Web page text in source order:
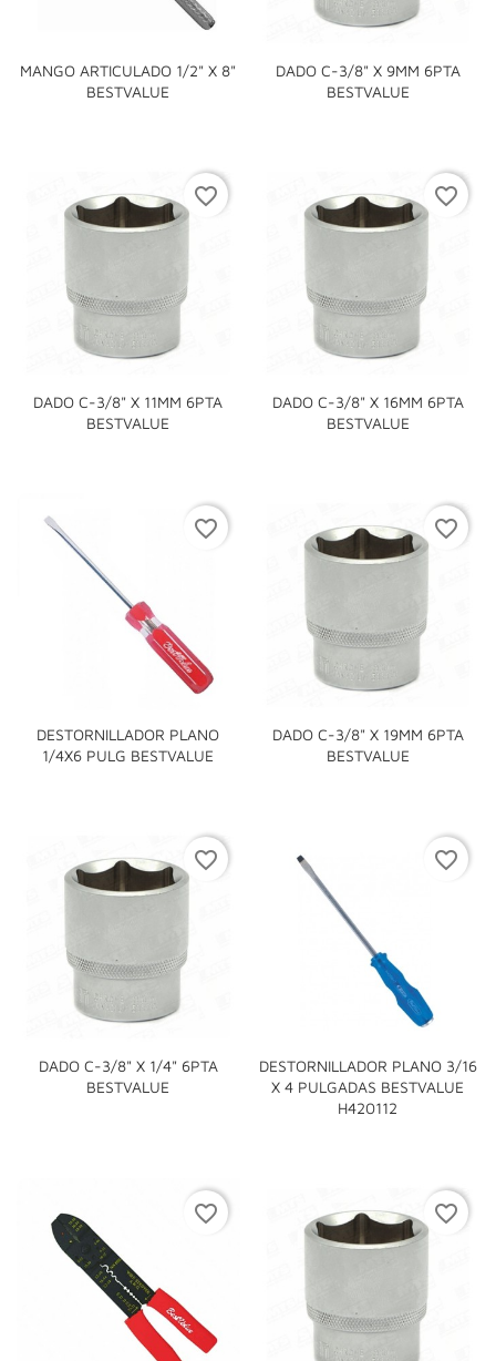
MANGO ARTICULADO 1/2" X 8"
BESTVALUE
DADO C-3/8" X 9MM 6PTA
BESTVALUE
DADO C-3/8" X 11MM 6PTA
BESTVALUE
favorite_border
DADO C-3/8" X 16MM 6PTA
BESTVALUE
favorite_border
DESTORNILLADOR PLANO
1/4X6 PULG BESTVALUE
favorite_border
DADO C-3/8" X 19MM 6PTA
BESTVALUE
favorite_border
DADO C-3/8" X 1/4" 6PTA
BESTVALUE
favorite_border
DESTORNILLADOR PLANO 3/16
X 4 PULGADAS BESTVALUE
H420112
favorite_border
favorite_border favorite_border